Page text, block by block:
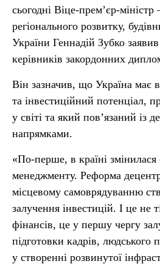
сьогодні Віце-прем’єр-
регіонального розвитку,
України Геннадій Зубко
керівників закордонних
Він зазначив, що Україна має
та інвестиційний потенціал,
у світі та який пов’язаний із
напрямками.
«По-перше, в країні змінилася
менеджменту. Реформа
місцевому самоврядуванню
залучення інвестицій. І це не
фінансів, це у першу чергу
підготовки кадрів, людського
у створенні розвинутої